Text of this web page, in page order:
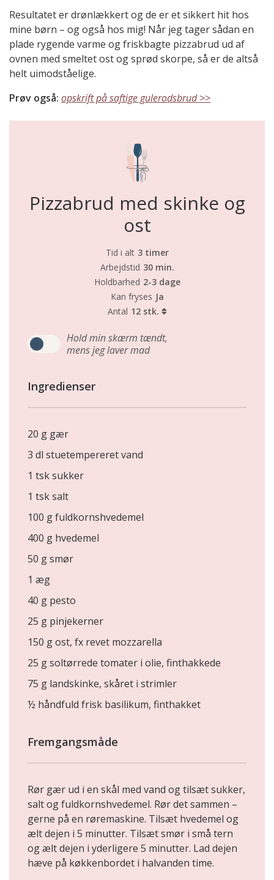
Resultatet er drønlækkert og de er et sikkert hit hos
mine børn – og også hos mig! Når jeg tager sådan en
plade rygende varme og friskbagte pizzabrud ud af
ovnen med smeltet ost og sprød skorpe, så er de altså
helt uimodståelige.
Prøv også: opskrift på saftige gulerodsbrud >>
Pizzabrud med skinke og
ost
Tid i alt 3 timer
Arbejdstid 30 min.
Holdbarhed 2-3 dage
Kan fryses Ja
Antal 12 stk.
Hold min skærm tændt,
mens jeg laver mad
Ingredienser
20 g gær
3 dl stuetempereret vand
1 tsk sukker
1 tsk salt
100 g fuldkornshvedemel
400 g hvedemel
50 g smør
1 æg
40 g pesto
25 g pinjekerner
150 g ost, fx revet mozzarella
25 g soltørrede tomater i olie, finthakkede
75 g landskinke, skåret i strimler
½ håndfuld frisk basilikum, finthakket
Fremgangsmåde
Rør gær ud i en skål med vand og tilsæt sukker,
salt og fuldkornshvedemel. Rør det sammen –
gerne på en røremaskine. Tilsæt hvedemel og
ælt dejen i 5 minutter. Tilsæt smør i små tern
og ælt dejen i yderligere 5 minutter. Lad dejen
hæve på køkkenbordet i halvanden time.